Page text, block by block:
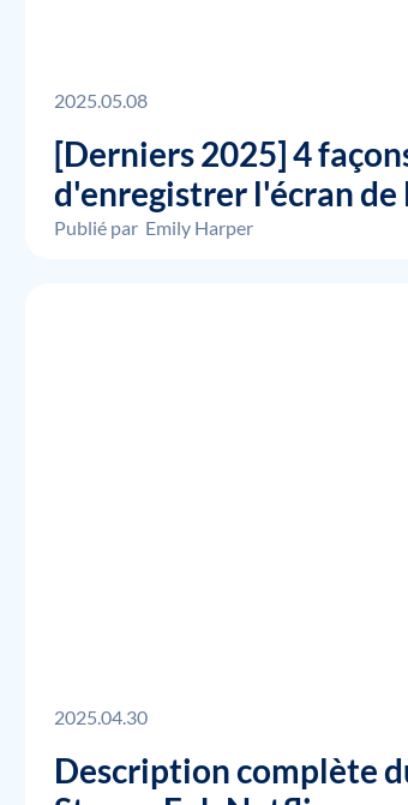
2025.05.08
[Derniers 2025] 4
d'enregistrer l'écran de
Publié par Emily Harper
2025.04.30
Description complète